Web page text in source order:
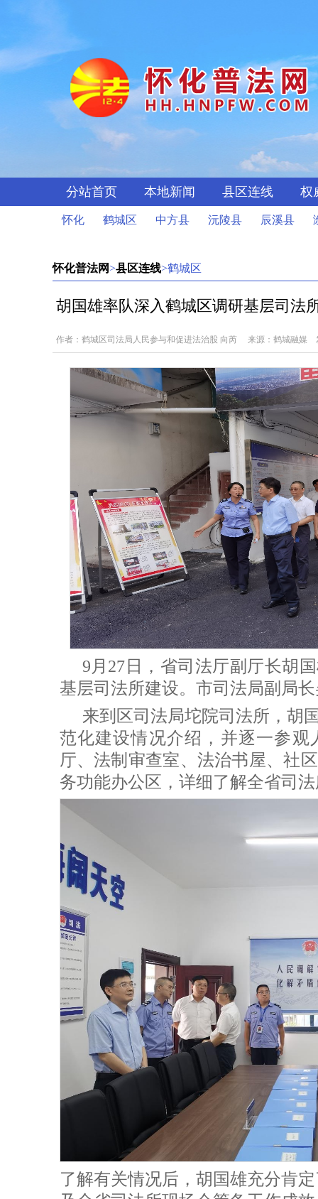
分站首页 本地新闻 县区连线 权
怀化 鹤城区 中方县 沅陵县 辰溪县
怀化普法网>县区连线>鹤城区
胡国雄率队深入鹤城区调研基层司法
作者：鹤城区司法局人民参与和促进法治股 向芮 来源：鹤城融媒
9月27日，省司法厅副厅长胡
基层司法所建设。市司法局副局
来到区司法局坨院司法所，胡
范化建设情况介绍，并逐一参
厅、法制审查室、法治书屋、社
务功能办公区，详细了解全省司
了解有关情况后，胡国雄充分肯